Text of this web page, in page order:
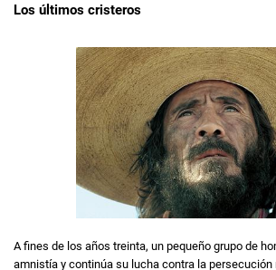
Los últimos cristeros
A fines de los años treinta, un pequeño grupo de
amnistía y continúa su lucha contra la persecución